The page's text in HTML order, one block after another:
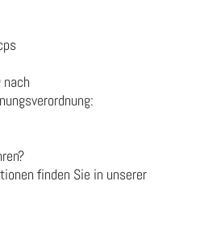
finden Sie in unserer